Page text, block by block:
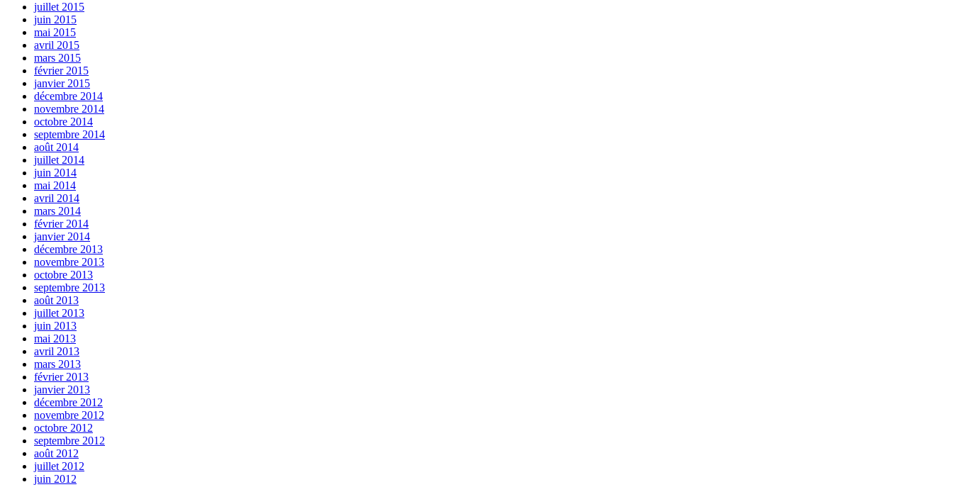
juillet 2015
juin 2015
mai 2015
avril 2015
mars 2015
février 2015
janvier 2015
décembre 2014
novembre 2014
octobre 2014
septembre 2014
août 2014
juillet 2014
juin 2014
mai 2014
avril 2014
mars 2014
février 2014
janvier 2014
décembre 2013
novembre 2013
octobre 2013
septembre 2013
août 2013
juillet 2013
juin 2013
mai 2013
avril 2013
mars 2013
février 2013
janvier 2013
décembre 2012
novembre 2012
octobre 2012
septembre 2012
août 2012
juillet 2012
juin 2012